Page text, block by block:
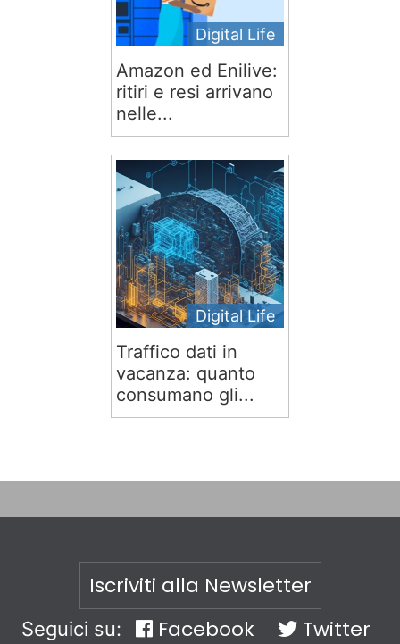
Digital Life
Amazon ed Enilive:
ritiri e resi arrivano
nelle...
Digital Life
Traffico dati in
vacanza: quanto
consumano gli...
Iscriviti alla Newsletter
Seguici su: Facebook
Twitter